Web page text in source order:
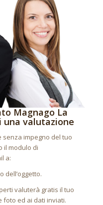
Magnago La
una valutazione
senza impegno del tuo
il modulo di
a:
dell’oggetto.
valuterà gratis il tuo
foto ed ai dati inviati.